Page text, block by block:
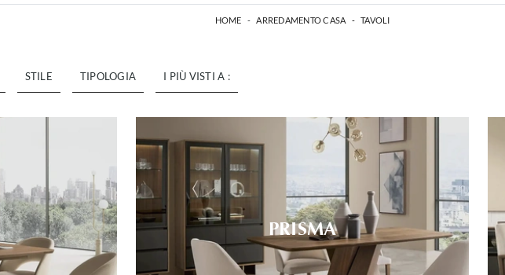
HOME - ARREDAMENTO CASA - TAVOLI
STILE TIPOLOGIA I PIÙ VISTI A :
PRISMA